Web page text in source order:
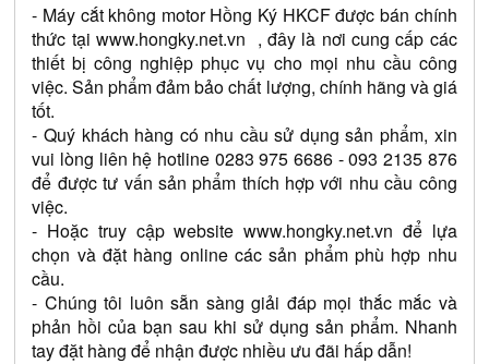
- Máy cắt không motor Hồng Ký HKCF được bán chính
thức tại www.hongky.net.vn , đây là nơi cung cấp các
thiết bị công nghiệp phục vụ cho mọi nhu cầu công
việc. Sản phẩm đảm bảo chất lượng, chính hãng và giá
tốt.
- Quý khách hàng có nhu cầu sử dụng sản phẩm, xin
vui lòng liên hệ hotline 0283 975 6686 - 093 2135 876
để được tư vấn sản phẩm thích hợp với nhu cầu công
việc.
- Hoặc truy cập website www.hongky.net.vn để lựa
chọn và đặt hàng online các sản phẩm phù hợp nhu
cầu.
- Chúng tôi luôn sẵn sàng giải đáp mọi thắc mắc và
phản hồi của bạn sau khi sử dụng sản phẩm. Nhanh
tay đặt hàng để nhận được nhiều ưu đãi hấp dẫn!